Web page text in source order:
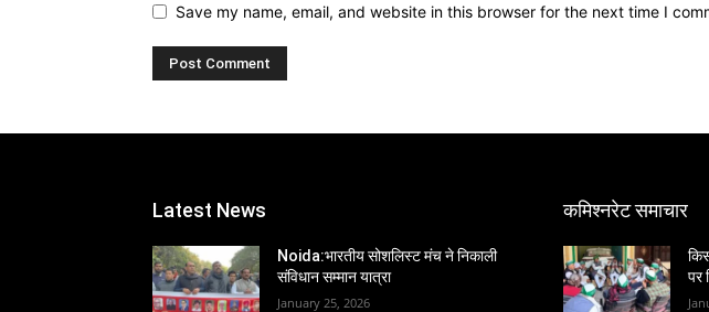
Save my name, email, and website in this browser for the next time I
Latest News
Noida:भारतीय सोशलिस्ट मंच ने निकाली
संविधान सम्मान यात्रा
January 25, 2026
कमिश्नरेट समाचार
पर